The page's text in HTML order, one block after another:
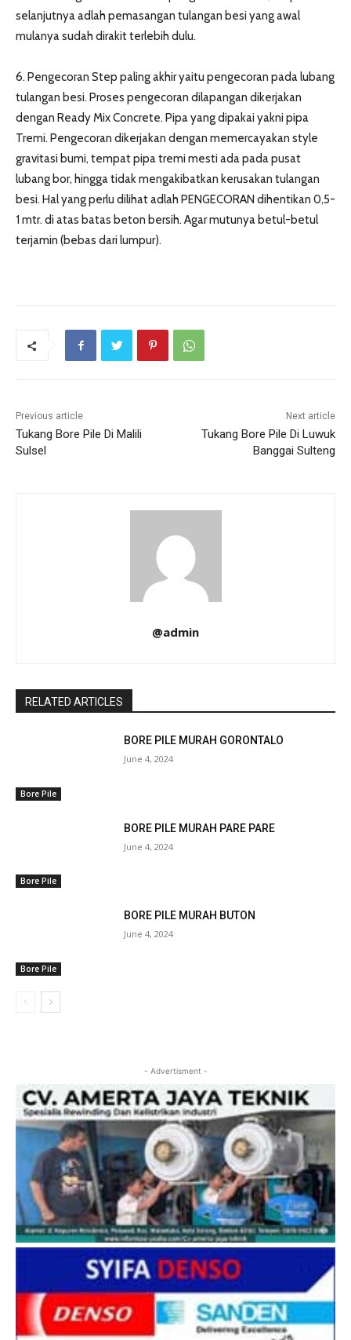
selanjutnya adlah pemasangan tulangan besi yang awal
mulanya sudah dirakit terlebih dulu.
6. Pengecoran Step paling akhir yaitu pengecoran pada lubang
tulangan besi. Proses pengecoran dilapangan dikerjakan
dengan Ready Mix Concrete. Pipa yang dipakai yakni pipa
Tremi. Pengecoran dikerjakan dengan memercayakan style
gravitasi bumi, tempat pipa tremi mesti ada pada pusat
lubang bor, hingga tidak mengakibatkan kerusakan tulangan
besi. Hal yang perlu dilihat adlah PENGECORAN dihentikan 0,5-
1 mtr. di atas batas beton bersih. Agar mutunya betul-betul
terjamin (bebas dari lumpur).
Previous article
Tukang Bore Pile Di Malili
Sulsel
Next article
Tukang Bore Pile Di Luwuk
Banggai Sulteng
@admin
RELATED ARTICLES
Bore Pile
BORE PILE MURAH GORONTALO
June 4, 2024
Bore Pile
BORE PILE MURAH PARE PARE
June 4, 2024
Bore Pile
BORE PILE MURAH BUTON
June 4, 2024
- Advertisment -